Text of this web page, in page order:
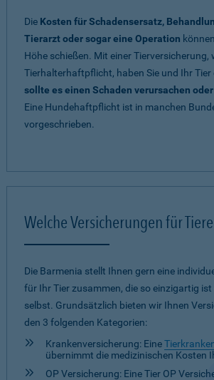
Die Kosten für Schadensersatz,
Tierarzt oder sogar eine Operation
Höhe schießen. Mit einer Tierversicherung,
Tierhalterhaftpflicht, haben Sie und Ihr Tier
sollte es einen Schaden verursachen
Eine Hundehaftpflicht ist in manchen
vorgeschrieben.
Welche Versicherungen für
Die Barmenia stellt Ihnen gern eine
für Ihr Tier zusammen, die so einzigartig
selbst. Grundsätzlich bieten wir Ihnen
den 3 folgenden Kategorien:
Krankenversicherung: Eine
übernimmt die medizinischen Kosten
OP Versicherung: Eine Tier OP